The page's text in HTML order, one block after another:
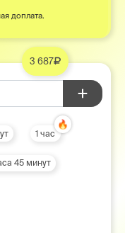
доплата.
3 687
1 час
🔥
45 минут